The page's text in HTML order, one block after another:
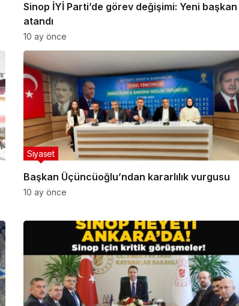
Sinop İYİ Parti’de görev değişimi: Yeni başkan
atandı
10 ay önce
Başkan Üçüncüoğlu’ndan kararlılık vurgusu
Siyaset
10 ay önce